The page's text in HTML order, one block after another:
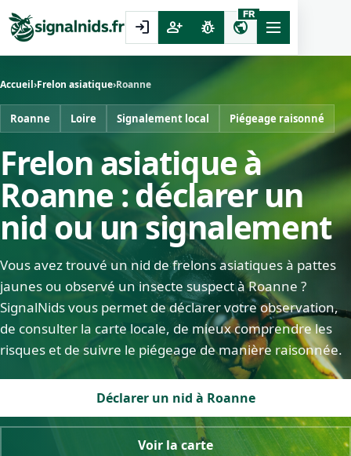
login person_add pest_control public
FR
Accueil›Frelon asiatique›Roanne
Roanne Loire Signalement local Piégeage raisonné
Frelon asiatique à
Roanne : déclarer un
nid ou un signalement
Vous avez trouvé un nid de frelons asiatiques à pattes
jaunes ou observé un insecte suspect à Roanne ?
SignalNids vous permet de déclarer votre observation,
de consulter la carte locale, de mieux comprendre les
risques et de suivre le piégeage de manière raisonnée.
Déclarer un nid à Roanne
Voir la carte